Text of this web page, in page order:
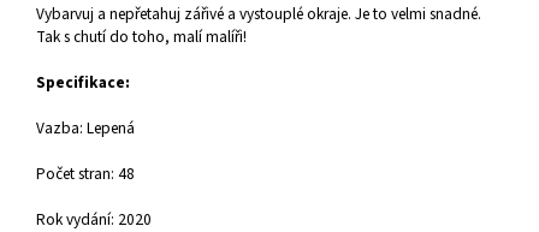
Vybarvuj a nepřetahuj zářivé a vystouplé okraje. Je to velmi snadné.
Tak s chutí do toho, malí malíři!
Specifikace:
Vazba: Lepená
Počet stran: 48
Rok vydání: 2020